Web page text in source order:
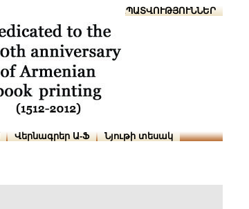
ՆԱԽԱՊԱՏՎՈՒԹՅՈՒՆՆԵՐ
Վերնագրեր Ա-Ֆ Նյութի տեսակ